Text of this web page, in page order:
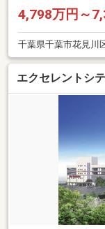
4,798万円～
千葉県千葉市花見川
エクセレントシ